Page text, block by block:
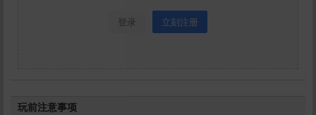
登录 立刻注册
玩前注意事项